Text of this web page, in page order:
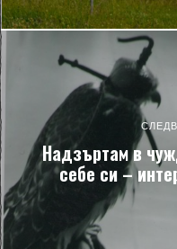
Надзъртам в
себе си –